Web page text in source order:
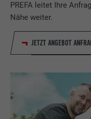
PREFA leitet Ihre
Nähe weiter.
JETZT ANGEBOT